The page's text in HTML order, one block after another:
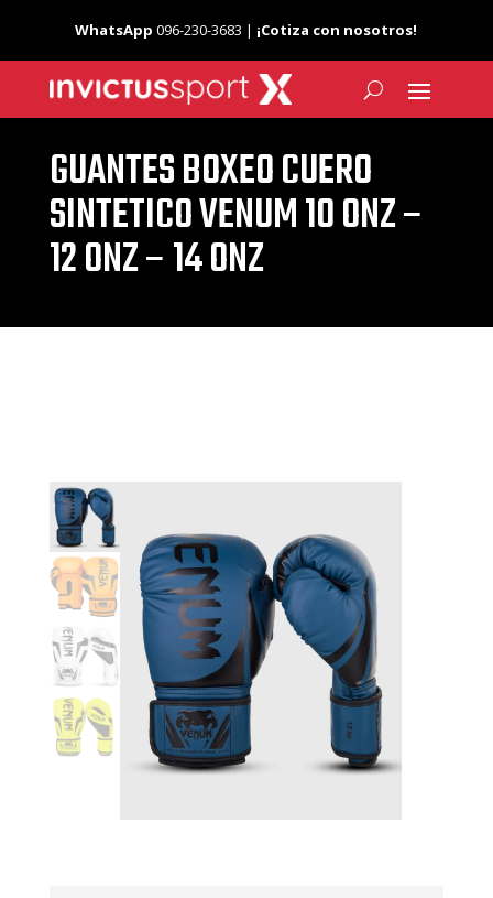
WhatsApp 096-230-3683 | ¡Cotiza con nosotros!
GUANTES BOXEO CUERO
SINTETICO VENUM 10 ONZ –
12 ONZ – 14 ONZ